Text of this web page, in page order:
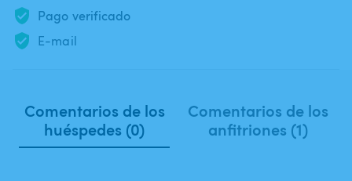
Pago verificado
E-mail
Comentarios de los
huéspedes (0)
Comentarios de los
anfitriones (1)